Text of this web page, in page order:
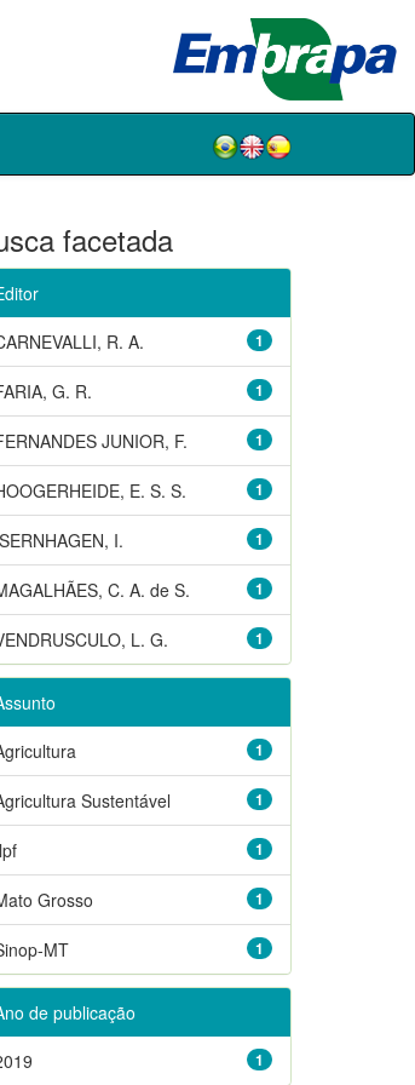
facetada
1
R. A.
1
G. R.
1
JUNIOR, F.
1
E. S. S.
1
I.
1
C. A. de S.
1
L. G.
1
1
Sustentável
1
1
Grosso
1
MT
de publicação
1